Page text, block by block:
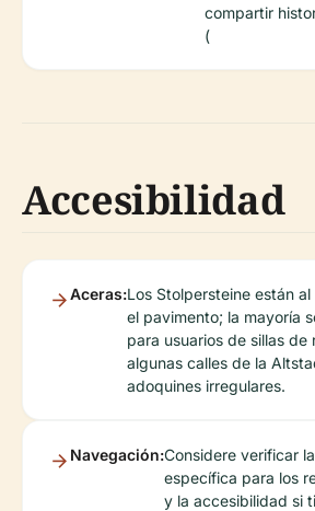
compartir
(
Accesibilidad
Aceras:Los Stolpersteine están
el pavimento; la mayoría
para usuarios de sillas de
algunas calles de la
adoquines irregulares.
Navegación:Considere verificar
específica para los
y la accesibilidad si